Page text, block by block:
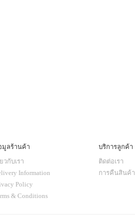
มูลร้านค้า
วกับเรา
Information
Policy
& Conditions
บริการลูกค้า
ติดต่อเรา
การคืนสินค้า